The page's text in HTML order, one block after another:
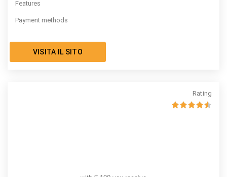
Features
Payment methods
VISITA IL SITO
Rating